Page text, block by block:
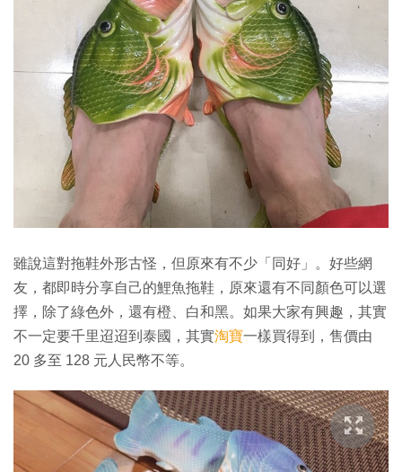
雖說這對拖鞋外形古怪，但原來有不少「同好」。好些網
友，都即時分享自己的鯉魚拖鞋，原來還有不同顏色可以選
擇，除了綠色外，還有橙、白和黑。如果大家有興趣，其實
不一定要千里迢迢到泰國，其實淘寶一樣買得到，售價由
20 多至 128 元人民幣不等。